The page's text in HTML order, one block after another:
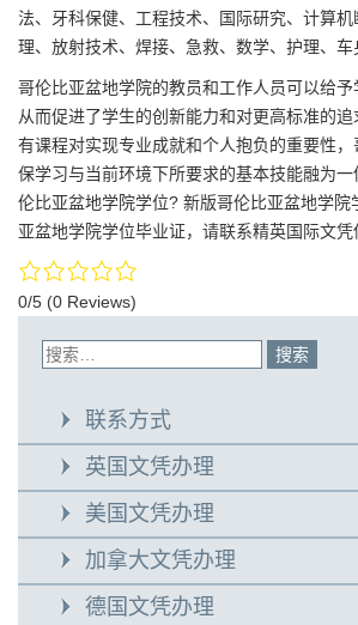
法、牙科保健、工程技术、国际研究、计算
理、放射技术、焊接、急救、数学、护理、车
哥伦比亚盆地学院的教员和工作人员可以给
从而促进了学生的创新能力和对更高标准的
有课程对实现专业成就和个人抱负的重要性
保学习与当前环境下所要求的基本技能融为
伦比亚盆地学院学位? 新版哥伦比亚盆地学院
亚盆地学院学位毕业证，请联系精英国际文凭
0/5 (0 Reviews)
联系方式
英国文凭办理
美国文凭办理
加拿大文凭办理
德国文凭办理